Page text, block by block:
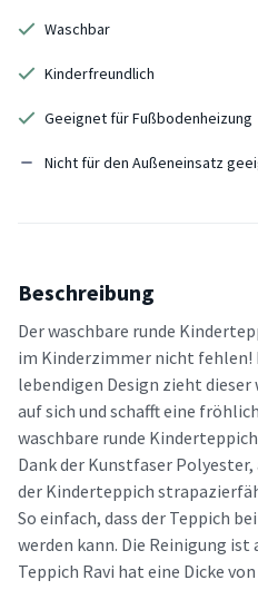
Waschbar
Kinderfreundlich
Geeignet für Fußbodenheizung
Nicht für den Außeneinsatz
Beschreibung
Der waschbare runde
im Kinderzimmer nicht
lebendigen Design zieht dieser
auf sich und schafft eine
waschbare runde
Dank der Kunstfaser
der Kinderteppich
So einfach, dass der Teppich
werden kann. Die Reinigung ist
Teppich Ravi hat eine Dicke